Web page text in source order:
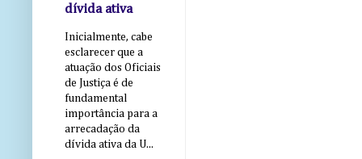
dívida ativa
Inicialmente, cabe
esclarecer que a
atuação dos Oficiais
de Justiça é de
fundamental
importância para a
arrecadação da
dívida ativa da U...